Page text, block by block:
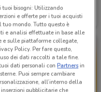
Supermercati Mega
Scade il 19/08
bisogni: Utilizzando
e offerte per i tuoi acquisti
mondo. Tutto questo è
e analisi effettuate in base alle
sulle piattaforme collegate,
Policy. Per fare questo,
dei dati raccolti a tale fine.
dati personali conPartnersin
Puoi sempre cambiare
all’interno della
pubblicitarie che